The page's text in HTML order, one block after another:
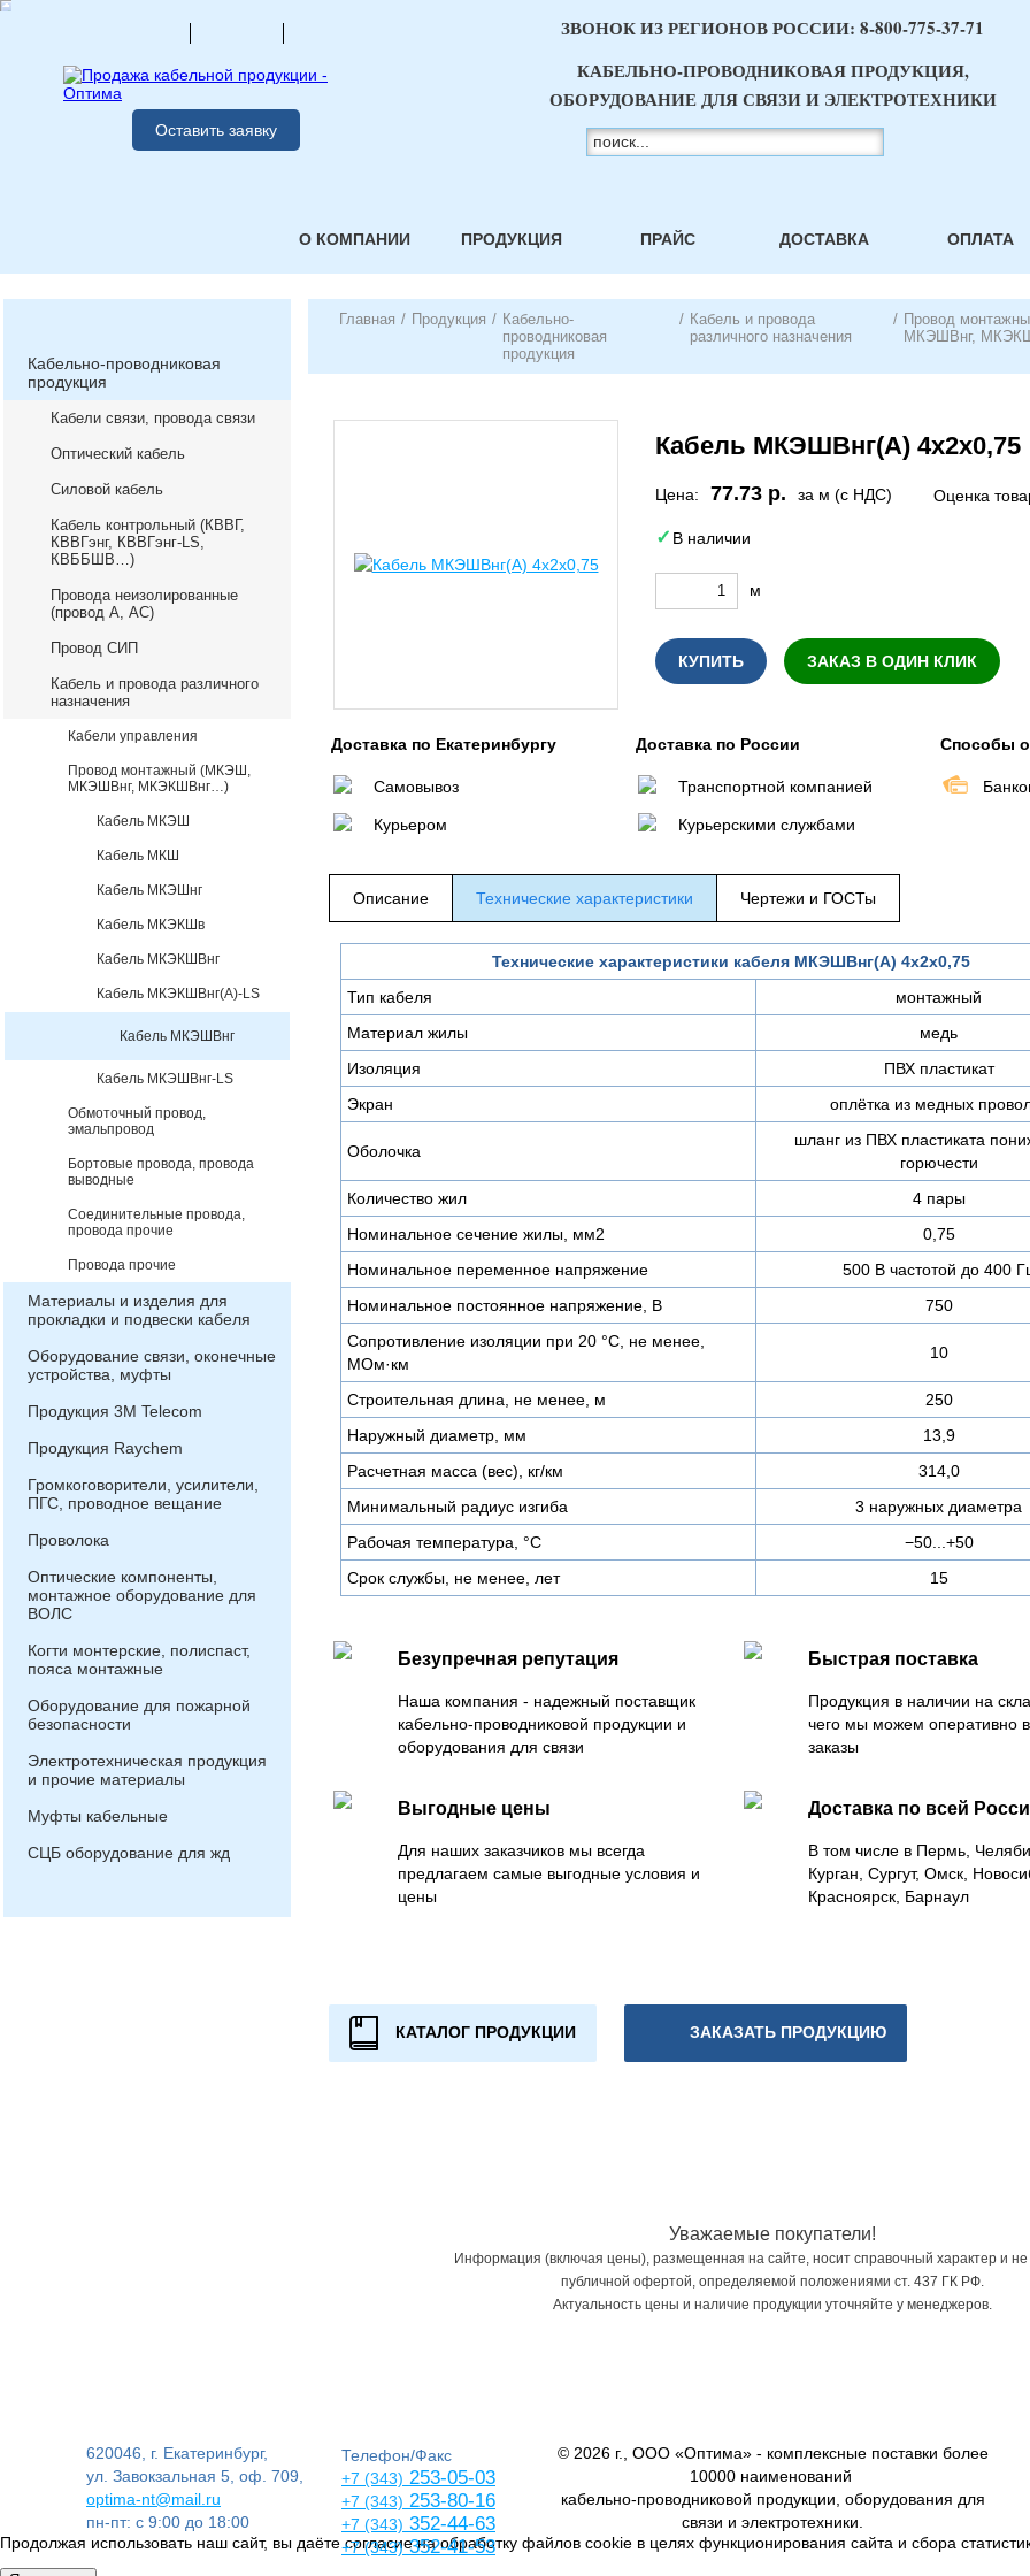
Оставить заявку
ЗВОНОК ИЗ РЕГИОНОВ РОССИИ: 8-800-775-37-71
КАБЕЛЬНО-ПРОВОДНИКОВАЯ ПРОДУКЦИЯ,
ОБОРУДОВАНИЕ ДЛЯ СВЯЗИ И ЭЛЕКТРОТЕХНИКИ
О КОМПАНИИ ПРОДУКЦИЯ ПРАЙС ДОСТАВКА ОПЛАТА
Кабельно-проводниковая
продукция
Кабели связи, провода связи
Оптический кабель
Силовой кабель
Кабель контрольный (КВВГ,
КВВГэнг, КВВГэнг-LS,
КВББШВ…)
Провода неизолированные
(провод А, АС)
Провод СИП
Кабель и провода различного
назначения
Кабели управления
Провод монтажный (МКЭШ,
МКЭШВнг, МКЭКШВнг…)
Кабель МКЭШ
Кабель МКШ
Кабель МКЭШнг
Кабель МКЭКШв
Кабель МКЭКШВнг
Кабель МКЭКШВнг(А)-LS
Кабель МКЭШВнг
Кабель МКЭШВнг-LS
Обмоточный провод,
эмальпровод
Бортовые провода, провода
выводные
Соединительные провода,
провода прочие
Провода прочие
Материалы и изделия для
прокладки и подвески кабеля
Оборудование связи, оконечные
устройства, муфты
Продукция 3М Telecom
Продукция Raychem
Громкоговорители, усилители,
ПГС, проводное вещание
Проволока
Оптические компоненты,
монтажное оборудование для
ВОЛС
Когти монтерские, полиспаст,
пояса монтажные
Оборудование для пожарной
безопасности
Электротехническая продукция
и прочие материалы
Муфты кабельные
СЦБ оборудование для жд
Главная / Продукция / Кабельно-
проводниковая
продукция
/ Кабель и провода
различного назначения
/ Провод
МКЭШВнг,
Кабель МКЭШВнг(А) 4х2х0,75
Цена: 77.73 р. за м (с НДС) Оценка
В наличии
м
КУПИТЬ ЗАКАЗ В ОДИН КЛИК
Доставка по Екатеринбургу
Самовывоз
Курьером
Доставка по России
Транспортной компанией
Курьерскими службами
Способы
Описание Технические характеристики Чертежи и ГОСТы
Технические характеристики кабеля МКЭШВнг(А) 4х2х0,75
Тип кабеля
монтажный
Материал жилы
медь
Изоляция
ПВХ пластикат
Экран
оплётка из медных
Оболочка
шланг из ПВХ пластиката
горючести
Количество жил
4 пары
Номинальное сечение жилы, мм2
0,75
Номинальное переменное напряжение
500 В частотой до 400
Номинальное постоянное напряжение, В
750
Сопротивление изоляции при 20 °С, не менее,
МОм·км
10
Строительная длина, не менее, м
250
Наружный диаметр, мм
13,9
Расчетная масса (вес), кг/км
314,0
Минимальный радиус изгиба
3 наружных диаметра
Рабочая температура, °C
−50...+50
Срок службы, не менее, лет
15
Безупречная репутация
Наша компания - надежный поставщик
кабельно-проводниковой продукции и
оборудования для связи
Быстрая поставка
Продукция в наличии на
чего мы можем оперативно
заказы
Выгодные цены
Для наших заказчиков мы всегда
предлагаем самые выгодные условия и
цены
Доставка по всей
В том числе в Пермь,
Курган, Сургут, Омск,
Красноярск, Барнаул
КАТАЛОГ ПРОДУКЦИИ ЗАКАЗАТЬ ПРОДУКЦИЮ
Уважаемые покупатели!
Информация (включая цены), размещенная на сайте, носит справочный характер и не
публичной офертой, определяемой положениями ст. 437 ГК РФ.
Актуальность цены и наличие продукции уточняйте у менеджеров.
620046, г. Екатеринбург,
ул. Завокзальная 5, оф. 709,
optima-nt@mail.ru
пн-пт: с 9:00 до 18:00
Телефон/Факс
+7 (343) 253-05-03
+7 (343) 253-80-16
+7 (343) 352-44-63
+7 (343)352-41-53
© 2026 г., ООО «Оптима» - комплексные поставки более
10000 наименований
кабельно-проводниковой продукции, оборудования для
связи и электротехники.
Продолжая использовать наш сайт, вы даёте согласие на обработку файлов cookie в целях функционирования сайта и сбора